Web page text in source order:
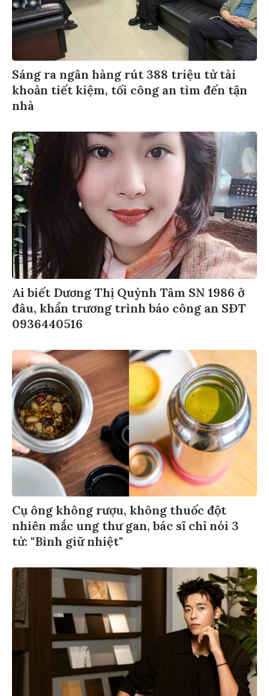
Sáng ra ngân hàng rút 388 triệu từ tài
khoản tiết kiệm, tối công an tìm đến tận
nhà
Ai biết Dương Thị Quỳnh Tâm SN 1986 ở
đâu, khẩn trương trình báo công an SĐT
0936440516
Cụ ông không rượu, không thuốc đột
nhiên mắc ung thư gan, bác sĩ chỉ nói 3
từ: "Bình giữ nhiệt"